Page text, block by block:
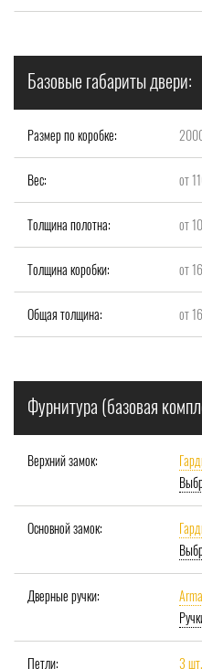
Базовые габариты двери:
Размер по коробке:
Вес: от
Толщина полотна: от
Толщина коробки: от
Общая толщина: от
Фурнитура (базовая
Верхний замок:
Основной замок:
Дверные ручки:
Петли:
3